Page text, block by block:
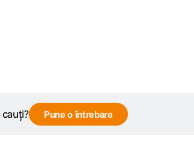
Pune o întrebare